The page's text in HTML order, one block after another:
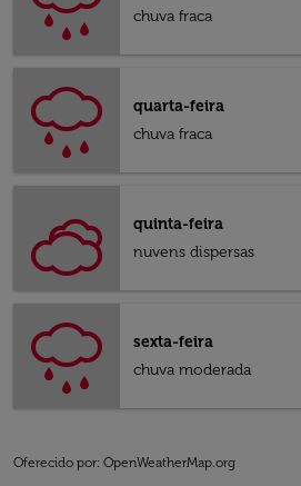
chuva fraca
quarta-feira
chuva fraca
quinta-feira
nuvens dispersas
sexta-feira
chuva moderada
Oferecido por: OpenWeatherMap.org